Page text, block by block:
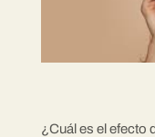
¿Cuál es el efecto